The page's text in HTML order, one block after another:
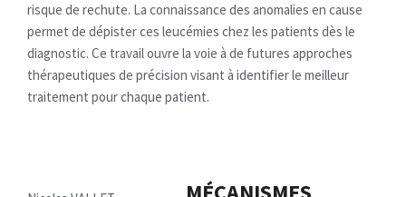
risque de rechute. La connaissance des anomalies en cause
permet de dépister ces leucémies chez les patients dès le
diagnostic. Ce travail ouvre la voie à de futures approches
thérapeutiques de précision visant à identifier le meilleur
traitement pour chaque patient.